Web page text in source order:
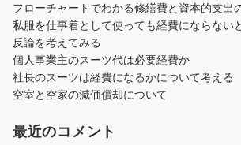
フローチャートでわかる修繕費と資本的支出
私服を仕事着として使っても経費にならない
反論を考えてみる
個人事業主のスーツ代は必要経費か
社長のスーツは経費になるかについて考える
空室と空家の減価償却について
最近のコメント